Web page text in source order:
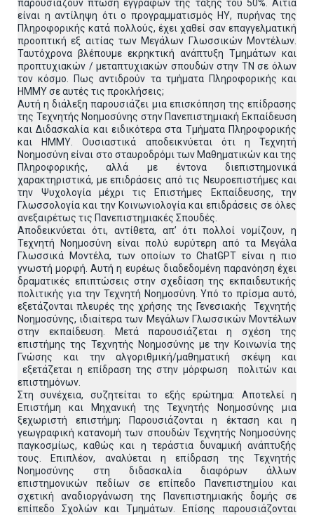
παρουσιάζουν πτώση εγγραφών της τάξης του 50%. Αιτία
είναι η αντίληψη ότι ο προγραμματισμός ΗΥ, πυρήνας της
Πληροφορικής κατά πολλούς, έχει χαθεί σαν επαγγελματική
προοπτική εξ αιτίας των Μεγάλων Γλωσσικών Μοντέλων.
Ταυτόχρονα βλέπουμε εκρηκτική ανάπτυξη Τμημάτων και
προπτυχιακών / μεταπτυχιακών σπουδών στην ΤΝ σε όλων
τον κόσμο. Πως αντιδρούν τα τμήματα Πληροφορικής και
ΗΜΜΥ σε αυτές τις προκλήσεις;
Αυτή η διάλεξη παρουσιάζει μια επισκόπηση της επίδρασης
της Τεχνητής Νοημοσύνης στην Πανεπιστημιακή Εκπαίδευση
και Διδασκαλία και ειδικότερα στα Τμήματα Πληροφορικής
και ΗΜΜΥ. Ουσιαστικά αποδεικνύεται ότι η Τεχνητή
Νοημοσύνη είναι στο σταυροδρόμι των Μαθηματικών και της
Πληροφορικής, αλλά με έντονα διεπιστημονικά
χαρακτηριστικά, με επιδράσεις από τις Νευροεπιστήμες και
την Ψυχολογία μέχρι τις Επιστήμες Εκπαίδευσης, την
Γλωσσολογία και την Κοινωνιολογία και επιδράσεις σε όλες
ανεξαιρέτως τις Πανεπιστημιακές Σπουδές.
Αποδεικνύεται ότι, αντίθετα, απ’ ότι πολλοί νομίζουν, η
Τεχνητή Νοημοσύνη είναι πολύ ευρύτερη από τα Μεγάλα
Γλωσσικά Μοντέλα, των οποίων το ChatGPT είναι η πιο
γνωστή μορφή. Αυτή η ευρέως διαδεδομένη παρανόηση έχει
δραματικές επιπτώσεις στην σχεδίαση της εκπαιδευτικής
πολιτικής για την Τεχνητή Νοημοσύνη. Υπό το πρίσμα αυτό,
εξετάζονται πλευρές της χρήσης της Γενεσιακής Τεχνητής
Νοημοσύνης, ιδιαίτερα των Μεγάλων Γλωσσικών Μοντέλων
στην εκπαίδευση. Μετά παρουσιάζεται η σχέση της
επιστήμης της Τεχνητής Νοημοσύνης με την Κοινωνία της
Γνώσης και την αλγοριθμική/μαθηματική σκέψη και
εξετάζεται η επίδραση της στην μόρφωση πολιτών και
επιστημόνων.
Στη συνέχεια, συζητείται το εξής ερώτημα: Αποτελεί η
Επιστήμη και Μηχανική της Τεχνητής Νοημοσύνης μια
ξεχωριστή επιστήμη; Παρουσιάζονται η έκταση και η
γεωγραφική κατανομή των σπουδών Τεχνητής Νοημοσύνης
παγκοσμίως, καθώς και η τεράστια δυναμική ανάπτυξής
τους. Επιπλέον, αναλύεται η επίδραση της Τεχνητής
Νοημοσύνης στη διδασκαλία διαφόρων άλλων
επιστημονικών πεδίων σε επίπεδο Πανεπιστημίου και
σχετική αναδιοργάνωση της Πανεπιστημιακής δομής σε
επίπεδο Σχολών και Τμημάτων. Επίσης παρουσιάζονται